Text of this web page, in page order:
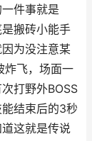
件事就是
搬砖小能手
为没注意某
炸飞，场面一
打野外BOSS
结束后的3秒
这就是传说